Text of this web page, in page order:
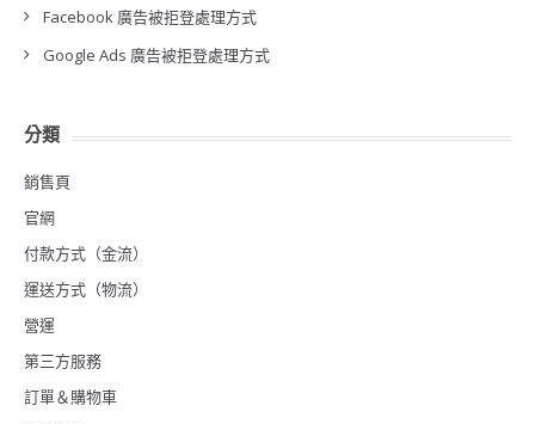
Facebook 廣告被拒登處理方式
Google Ads 廣告被拒登處理方式
分類
銷售頁
官網
付款方式（金流）
運送方式（物流）
營運
第三方服務
訂單＆購物車